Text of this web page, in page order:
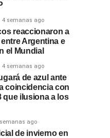
4 semanas ago
reaccionaron a
entre Argentina e
el Mundial
4 semanas ago
de azul ante
coincidencia con
que ilusiona a los
ago
de invierno en